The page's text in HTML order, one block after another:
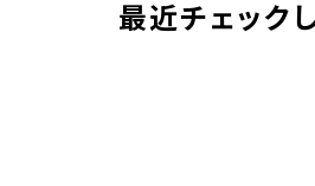
最近チェック